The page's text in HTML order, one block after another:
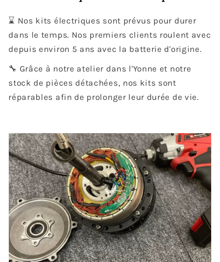
⌛ Nos kits électriques sont prévus pour durer
dans le temps. Nos premiers clients roulent avec
depuis environ 5 ans avec la batterie d'origine.
🔧 Grâce à notre atelier dans l'Yonne et notre
stock de pièces détachées, nos kits sont
réparables afin de prolonger leur durée de vie.